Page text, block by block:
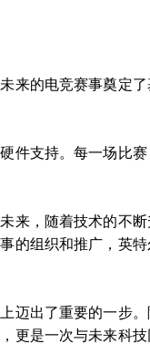
来的电竞赛事奠定
件支持。每一场比
来，随着技术的不
的组织和推广，英
迈出了重要的一步
更是一次与未来科技